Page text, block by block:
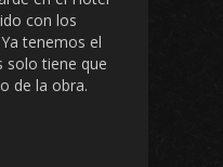
con los
tenemos el
solo tiene que
de la obra.